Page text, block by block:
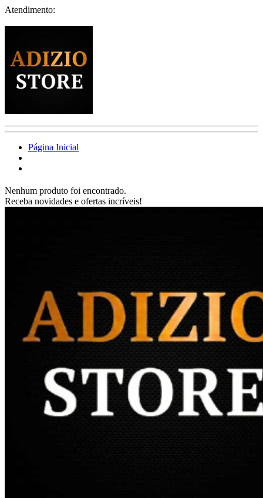
Atendimento:
Página Inicial
Nenhum produto foi encontrado.
Receba novidades e ofertas incríveis!